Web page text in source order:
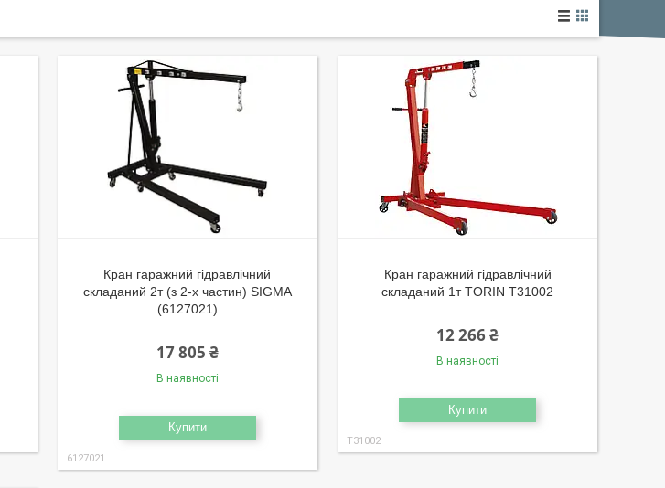
Кран гаражний гідравлічний
складаний 2т (з 2-х частин) SIGMA
(6127021)
17 805 ₴
В наявності
Купити
6127021
Кран гаражний гідравлічний
складаний 1т TORIN T31002
12 266 ₴
В наявності
Купити
T31002